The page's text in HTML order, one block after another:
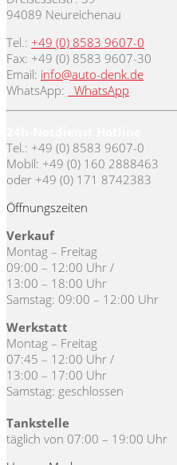
94089 Neureichenau
Tel.: +49 (0) 8583 9607-0
Fax: +49 (0) 8583 9607-30
Email: info@auto-denk.de
WhatsApp:
WhatsApp
Tel.: +49 (0) 8583 9607-0
Mobil: +49 (0) 160 2888463
oder +49 (0) 171 8742383
Öffnungszeiten
Verkauf
Montag – Freitag
09:00 – 12:00 Uhr /
13:00 – 18:00 Uhr
Samstag: 09:00 – 12:00 Uhr
Werkstatt
Montag – Freitag
07:45 – 12:00 Uhr /
13:00 – 17:00 Uhr
Samstag: geschlossen
Tankstelle
täglich von 07:00 – 19:00 Uhr